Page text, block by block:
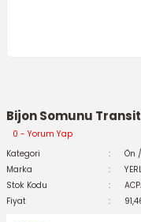
Bijon Somunu
0 - Yorum Yap
Kategori
Ön
Marka
Stok Kodu
Fiyat